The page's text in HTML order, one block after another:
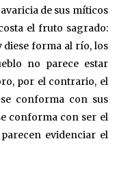
de sus míticos
el fruto sagrado:
diese forma al río, los
no parece estar
por el contrario, el
conforma con sus
conforma con ser el
evidenciar el